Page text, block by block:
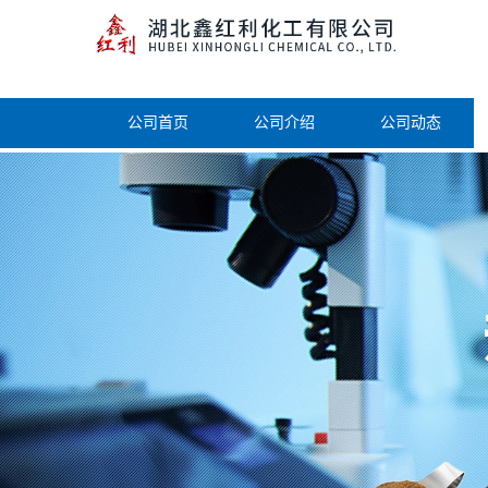
公司首页 公司介绍 公司动态